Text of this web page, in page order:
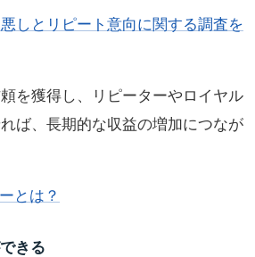
しとリピート意向に関する調査を
を獲得し、リピーターやロイヤル
ば、長期的な収益の増加につなが
とは？
きる